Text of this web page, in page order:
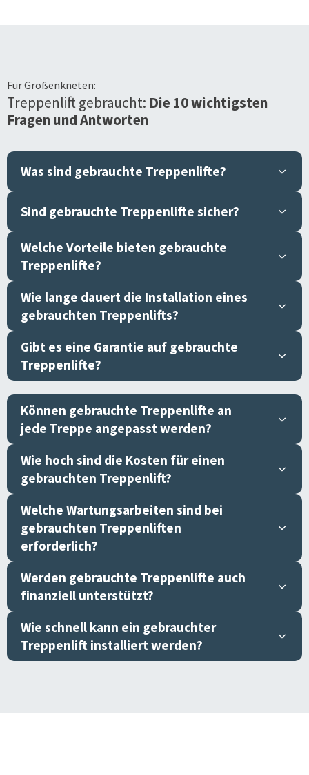
FürGroßenkneten:
Treppenlift gebraucht: Die 10 wichtigsten
Fragen und Antworten
Was sind gebrauchte Treppenlifte?
Sind gebrauchte Treppenlifte sicher?
Welche Vorteile bieten gebrauchte
Treppenlifte?
Wie lange dauert die Installation eines
gebrauchten Treppenlifts?
Gibt es eine Garantie auf gebrauchte
Treppenlifte?
Können gebrauchte Treppenlifte an
jede Treppe angepasst werden?
Wie hoch sind die Kosten für einen
gebrauchten Treppenlift?
Welche Wartungsarbeiten sind bei
gebrauchten Treppenliften
erforderlich?
Werden gebrauchte Treppenlifte auch
finanziell unterstützt?
Wie schnell kann ein gebrauchter
Treppenlift installiert werden?